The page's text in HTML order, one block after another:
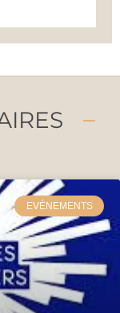
EVÉNEMENTS